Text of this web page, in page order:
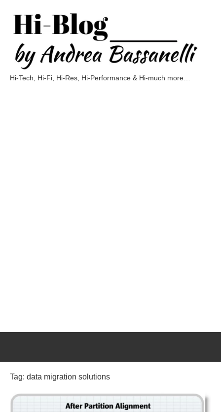
contenuto
Hi-Tech, Hi-Fi, Hi-Res, Hi-Performance & Hi-much more…
Tag: data migration solutions